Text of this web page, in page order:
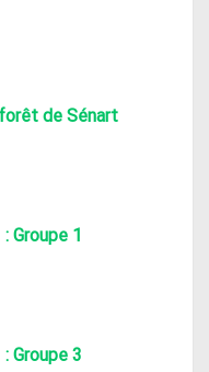
de Sénart
: Groupe 1
: Groupe 3